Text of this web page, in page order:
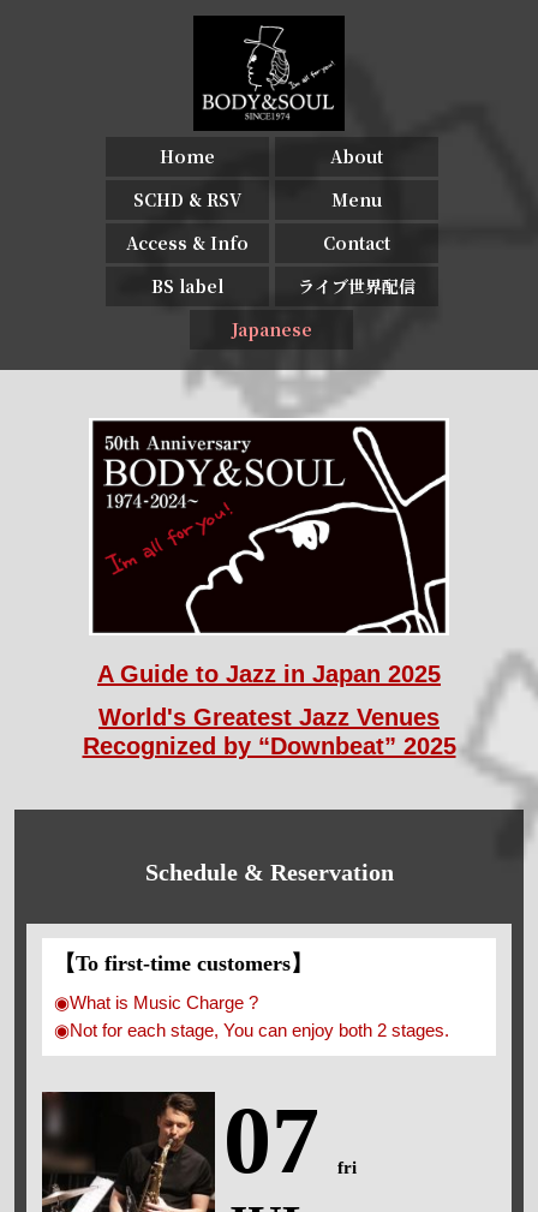
Home
About
SCHD & RSV
Menu
Access & Info
Contact
BS label
ライブ世界配信
Japanese
A Guide to Jazz in Japan 2025
World's Greatest Jazz Venues
Recognized by “Downbeat” 2025
Schedule & Reservation
【To first-time customers】
◉What is Music Charge ?
◉Not for each stage, You can enjoy both 2 stages.
07 fri